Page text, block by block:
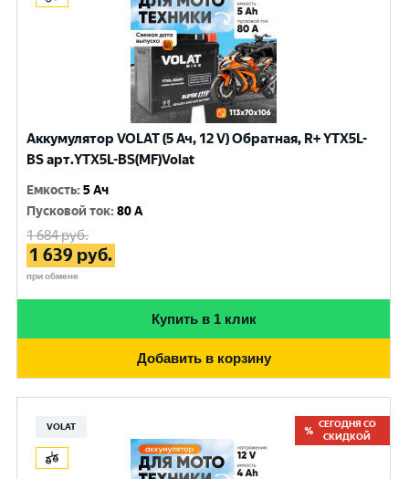
Аккумулятор VOLAT (5 Ач, 12 V) Обратная, R+ YTX5L-
BS арт.YTX5L-BS(MF)Volat
Емкость:5 Ач
Пусковой ток:80 A
1 684руб.
1 639 руб.
при обмене
Купить в 1 клик
Добавить в корзину
VOLAT
СЕГОДНЯ СО
СКИДКОЙ